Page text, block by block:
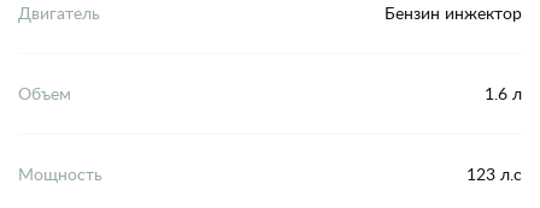
Двигатель Бензин инжектор
Объем 1.6 л
Мощность 123 л.с